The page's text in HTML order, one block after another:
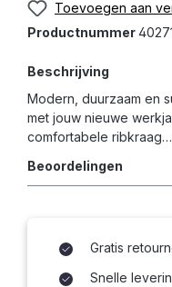
Toevoegen aan
Productnummer
Beschrijving
Modern, duurzaam en
met jouw nieuwe
comfortabele ribkraag…
Beoordelingen
Gratis
Snelle